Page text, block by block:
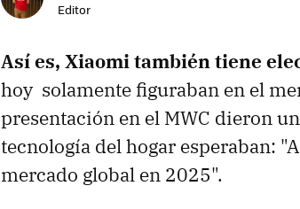
Editor
Así es, Xiaomi también tiene
hoy solamente figuraban en el
presentación en el MWC dieron
tecnología del hogar esperaban:
mercado global en 2025".